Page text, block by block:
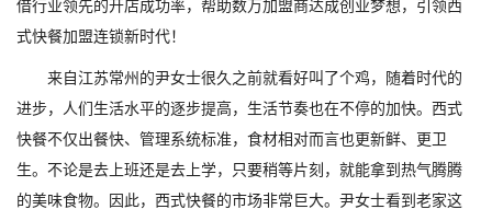
借行业领先的开店成功率，帮助数万加盟商达成创业梦想，引领西
式快餐加盟连锁新时代！
来自江苏常州的尹女士很久之前就看好叫了个鸡，随着时代的
进步，人们生活水平的逐步提高，生活节奏也在不停的加快。西式
快餐不仅出餐快、管理系统标准，食材相对而言也更新鲜、更卫
生。不论是去上班还是去上学，只要稍等片刻，就能拿到热气腾腾
的美味食物。因此，西式快餐的市场非常巨大。尹女士看到老家这